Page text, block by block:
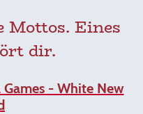
Eines
dir.
Games - White New